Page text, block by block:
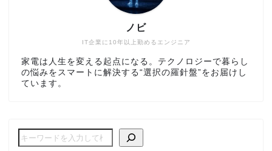
IT企業に10年以上勤めるエンジニア
ノビ
家電は人生を変える起点になる。テクノロジーで暮らし
の悩みをスマートに解決する“選択の羅針盤”をお届けし
ています。